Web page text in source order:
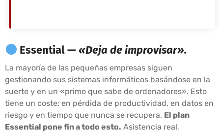
Essential —«Deja de improvisar».
La mayoría de las pequeñas empresas siguen
gestionando sus sistemas informáticos basándose en la
suerte y en un «primo que sabe de ordenadores». Esto
tiene un coste: en pérdida de productividad, en datos en
riesgo y en tiempo que nunca se recupera. El plan
Essential pone fin a todo esto. Asistencia real,